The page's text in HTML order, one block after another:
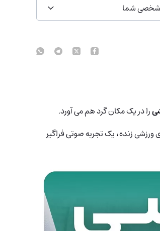
شخصی شما
را در یک مکان گرد هم می آورد.
زنده، یک تجربه صوتی فراگیر